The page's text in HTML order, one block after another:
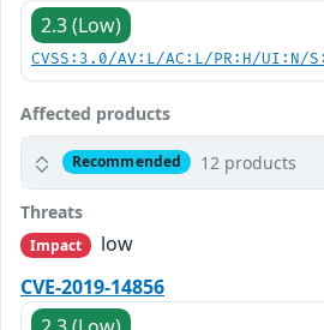
2.3 (Low)
CVSS:3.0/AV:L/AC:L/PR:H/UI:N/
Affected products
Recommended 12 products
Threats
Impact
low
CVE-2019-14856